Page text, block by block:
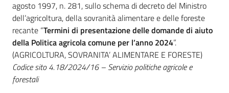
Newsletter
Seguici
su
agosto 1997, n. 281, sullo schema di decreto del Ministro
dell’agricoltura, della sovranità alimentare e delle foreste
recante “Termini di presentazione delle domande di aiuto
della Politica agricola comune per l’anno 2024”.
(AGRICOLTURA, SOVRANITA’ ALIMENTARE E FORESTE)
Codice sito 4.18/2024/16 – Servizio politiche agricole e
forestali